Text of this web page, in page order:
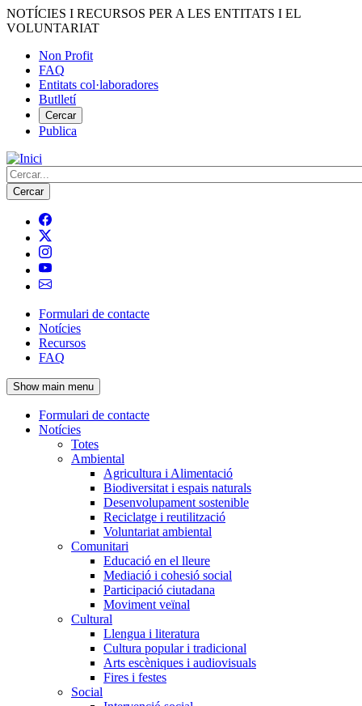
Vés
al
NOTÍCIES I RECURSOS PER A LES ENTITATS I EL
VOLUNTARIAT
Menú
del
compte
d'usuari
Non Profit
FAQ
Entitats col·laboradores
Butlletí
Cercar
Publica
Cerca
Navegació
principal
de
l'encapçalament
Formulari de contacte
Notícies
Recursos
FAQ
Show main menu
Navegació
principal
Formulari de contacte
Notícies
Totes
Ambiental
Agricultura i Alimentació
Biodiversitat i espais naturals
Desenvolupament sostenible
Reciclatge i reutilització
Voluntariat ambiental
Comunitari
Educació en el lleure
Mediació i cohesió social
Participació ciutadana
Moviment veïnal
Cultural
Llengua i literatura
Cultura popular i tradicional
Arts escèniques i audiovisuals
Fires i festes
Social